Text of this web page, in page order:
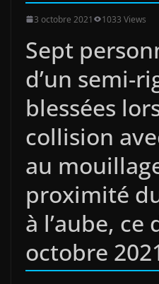
3 octobre 2021 1033 Views
Sept
d’un semi-
blessées
collision
au
proximité
à l’aube, ce
octobre